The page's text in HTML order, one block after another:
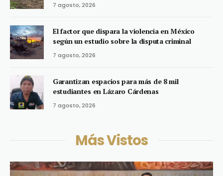
7 agosto, 2026
El factor que dispara la violencia en México
según un estudio sobre la disputa criminal
7 agosto, 2026
Garantizan espacios para más de 8 mil
estudiantes en Lázaro Cárdenas
7 agosto, 2026
Más Vistos